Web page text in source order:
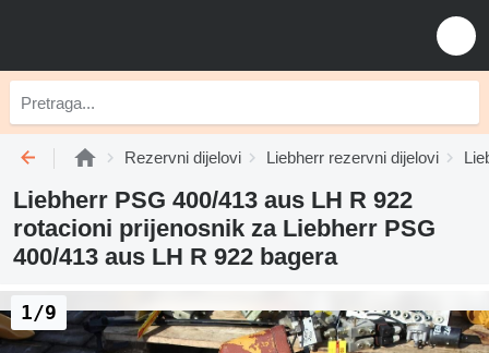
Rezervni dijelovi Liebherr rezervni dijelovi
Liebherr PSG 400/413 aus LH R 922
rotacioni prijenosnik za Liebherr PSG
400/413 aus LH R 922 bagera
1/9